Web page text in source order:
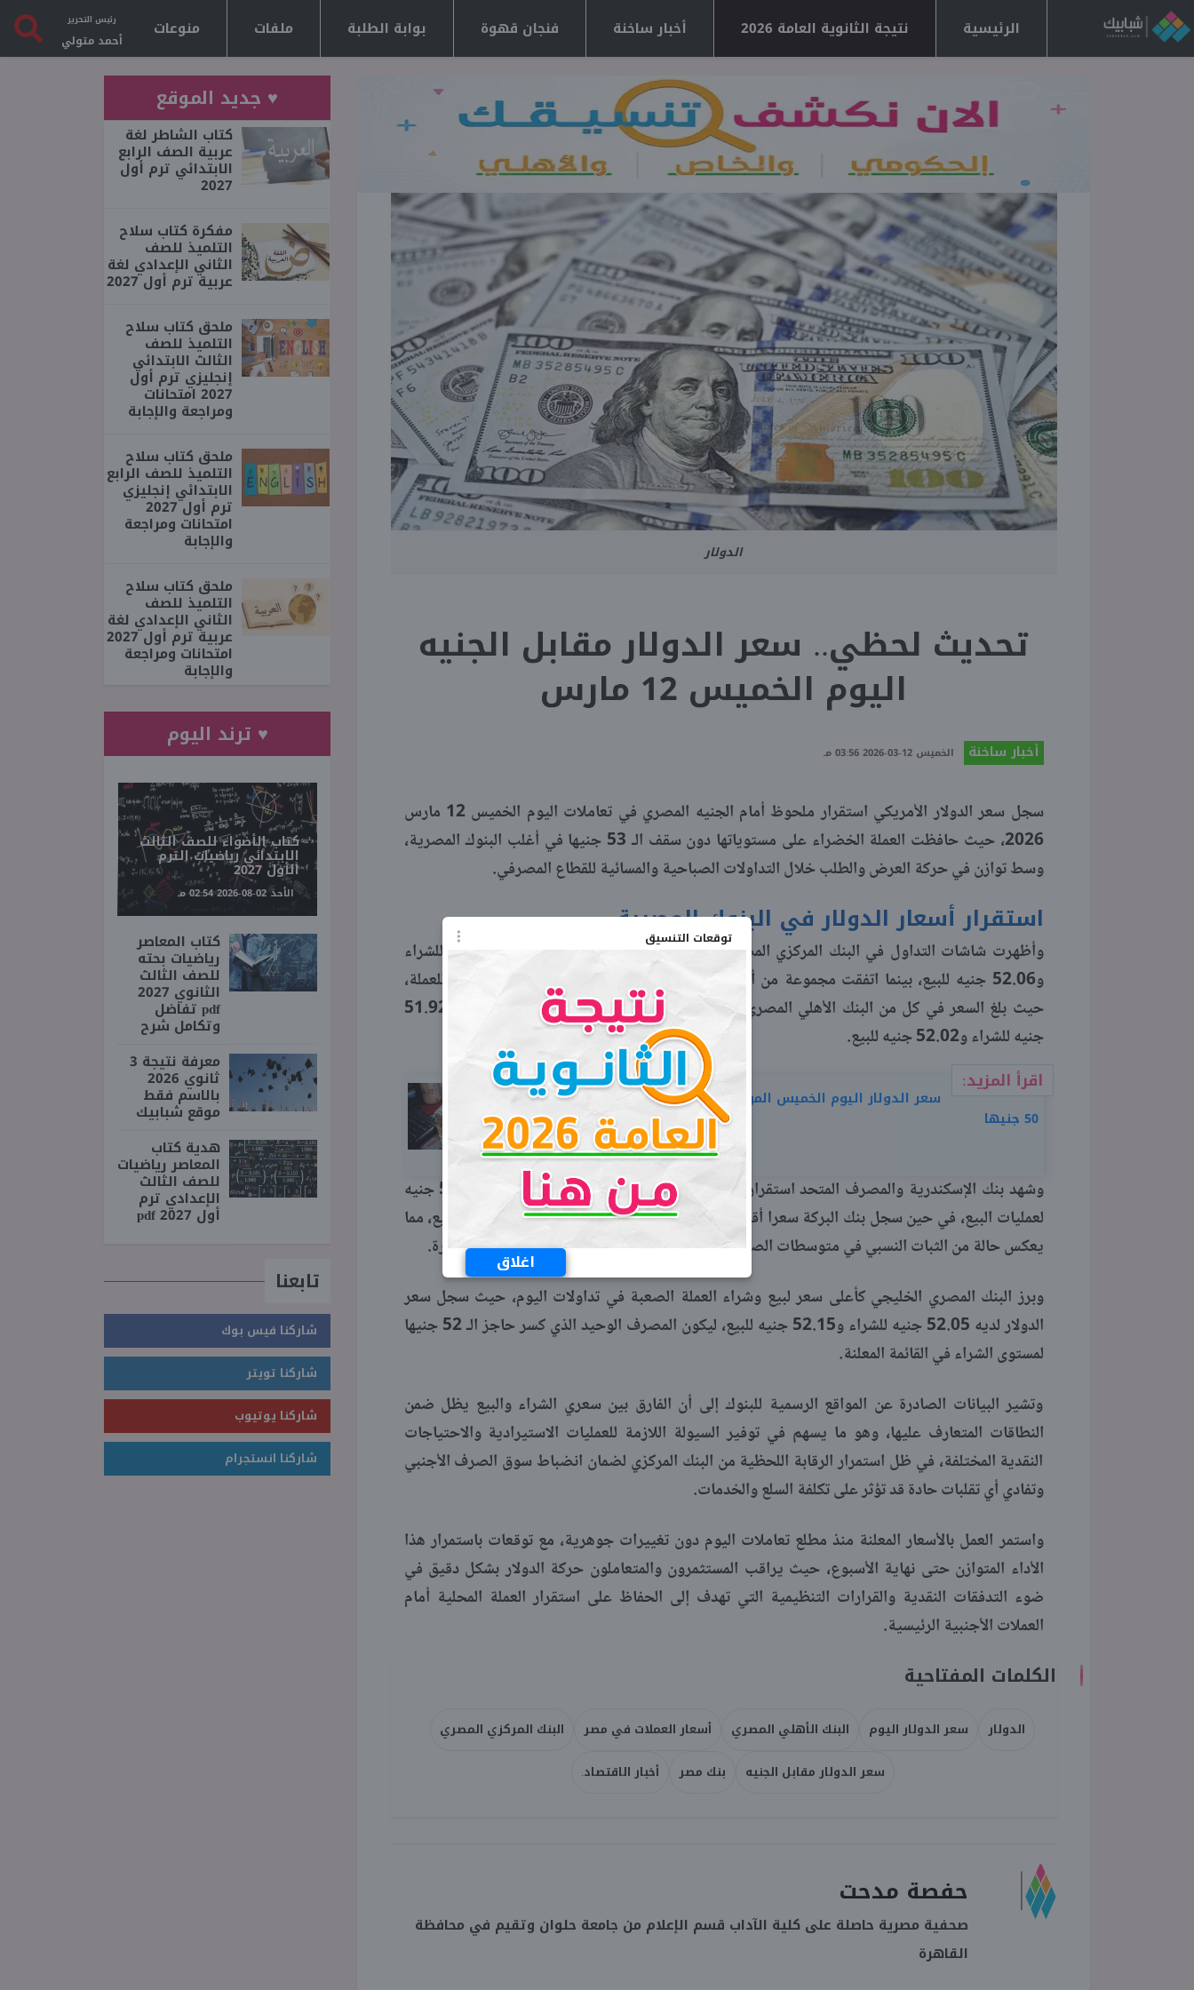
توقعات التنسيق
اغلاق
الرئيسية نتيجة الثانوية العامة 2026 أخبار ساخنة فنجان قهوة بوابة الطلبة ملفات منوعات رئيس التحرير
أحمد متولي
الدولار
تحديث لحظي.. سعر الدولار مقابل الجنيه
اليوم الخميس 12 مارس
أخبار ساخنة الخميس 12-03-2026 03:56 مـ
سجل سعر الدولار الأمريكي استقرار ملحوظ أمام الجنيه المصري في تعاملات اليوم الخميس 12 مارس
2026، حيث حافظت العملة الخضراء على مستوياتها دون سقف الـ 53 جنيها في أغلب البنوك المصرية،
وسط توازن في حركة العرض والطلب خلال التداولات الصباحية والمسائية للقطاع المصرفي.
استقرار أسعار الدولار في البنوك المصرية
وأظهرت شاشات التداول في البنك المركزي المصري وصول سعر صرف الدولار إلى 51.92 جنيه للشراء
و52.06 جنيه للبيع، بينما اتفقت مجموعة من أكبر البنوك الحكومية والخاصة على تسعير موحد للعملة،
حيث بلغ السعر في كل من البنك الأهلي المصري وبنك مصر والبنك التجاري الدولي «CIB» نحو 51.92
جنيه للشراء و52.02 جنيه للبيع.
اقرأ المزيد:
سعر الدولار اليوم الخميس الموافق 5 مارس في البنوك.. تخطى الـ
50 جنيها
وشهد بنك الإسكندرية والمصرف المتحد استقرار الدولار عند 51.92 جنيه لعمليات الشراء و52.02 جنيه
لعمليات البيع، في حين سجل بنك البركة سعرا أقل طفيفا بلغ 51.90 جنيه للشراء و52.00 جنيه للبيع، مما
يعكس حالة من الثبات النسبي في متوسطات الصرف السائدة في السوق المحلية خلال الساعات الأخيرة.
وبرز البنك المصري الخليجي كأعلى سعر لبيع وشراء العملة الصعبة في تداولات اليوم، حيث سجل سعر
الدولار لديه 52.05 جنيه للشراء و52.15 جنيه للبيع، ليكون المصرف الوحيد الذي كسر حاجز الـ 52 جنيها
لمستوى الشراء في القائمة المعلنة.
وتشير البيانات الصادرة عن المواقع الرسمية للبنوك إلى أن الفارق بين سعري الشراء والبيع يظل ضمن
النطاقات المتعارف عليها، وهو ما يسهم في توفير السيولة اللازمة للعمليات الاستيرادية والاحتياجات
النقدية المختلفة، في ظل استمرار الرقابة اللحظية من البنك المركزي لضمان انضباط سوق الصرف الأجنبي
وتفادي أي تقلبات حادة قد تؤثر على تكلفة السلع والخدمات.
واستمر العمل بالأسعار المعلنة منذ مطلع تعاملات اليوم دون تغييرات جوهرية، مع توقعات باستمرار هذا
الأداء المتوازن حتى نهاية الأسبوع، حيث يراقب المستثمرون والمتعاملون حركة الدولار بشكل دقيق في
ضوء التدفقات النقدية والقرارات التنظيمية التي تهدف إلى الحفاظ على استقرار العملة المحلية أمام
العملات الأجنبية الرئيسية.
الكلمات المفتاحية
الدولار سعر الدولار اليوم البنك الأهلي المصري أسعار العملات في مصر
البنك المركزي المصري
سعر الدولار مقابل الجنيه
بنك مصر أخبار الاقتصاد.
حفصة مدحت
صحفية مصرية حاصلة على كلية الآداب قسم الإعلام من جامعة حلوان وتقيم في محافظة
القاهرة
♥ جديد الموقع
كتاب الشاطر لغة
عربية الصف الرابع
الابتدائي ترم أول
2027
مفكرة كتاب سلاح
التلميذ للصف
الثاني الإعدادي لغة
عربية ترم أول 2027
ملحق كتاب سلاح
التلميذ للصف
الثالث الابتدائي
إنجليزي ترم أول
2027 امتحانات
ومراجعة والإجابة
ملحق كتاب سلاح
التلميذ للصف الرابع
الابتدائي إنجليزي
ترم أول 2027
امتحانات ومراجعة
والإجابة
ملحق كتاب سلاح
التلميذ للصف
الثاني الإعدادي لغة
عربية ترم أول 2027
امتحانات ومراجعة
والإجابة
♥ ترند اليوم
كتاب الأضواء للصف الثالث
الابتدائي رياضيات الترم
الأول 2027
الأحد 02-08-2026 02:54 مـ
كتاب المعاصر
رياضيات بحته
للصف الثالث
الثانوي 2027
pdf تفاضل
وتكامل شرح
معرفة نتيجة 3
ثانوي 2026
بالاسم فقط
موقع شبابيك
هدية كتاب
المعاصر رياضيات
للصف الثالث
الإعدادي ترم
أول 2027 pdf
تابعنا
شاركنا فيس بوك
شاركنا تويتر
شاركنا يوتيوب
شاركنا انستجرام